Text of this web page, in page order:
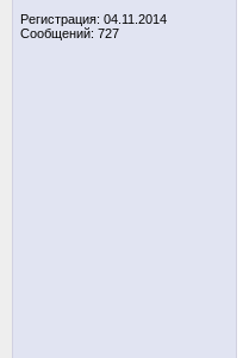
Регистрация: 04.11.2014
Сообщений: 727